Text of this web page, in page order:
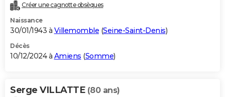
Créer une cagnotte obsèques
Naissance
30/01/1943 à Villemomble (Seine-Saint-Denis)
Décès
10/12/2024 à Amiens (Somme)
Serge VILLATTE (80 ans)